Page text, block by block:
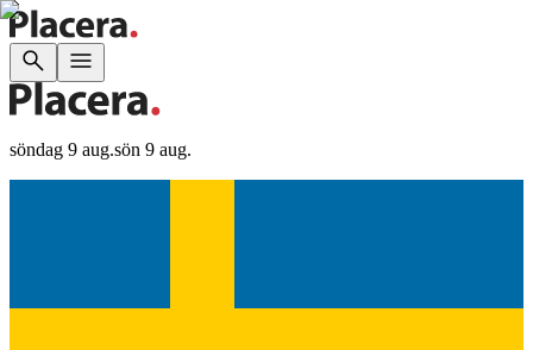
söndag 9 aug.sön 9 aug.